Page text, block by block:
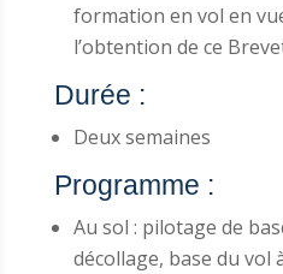
formation en vol en
l’obtention de ce
Durée :
Deux semaines
Programme :
Au sol : pilotage de
décollage, base du vol